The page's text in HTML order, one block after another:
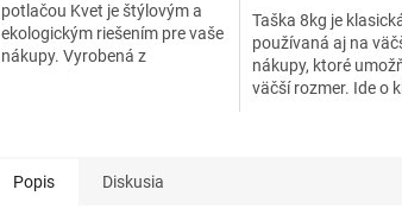
potlačou Kvet je štýlovým a
ekologickým riešením pre vaše
nákupy. Vyrobená z
Taška 8kg je
používaná aj na
nákupy, ktoré
väčší rozmer. Ide o
Popis Diskusia